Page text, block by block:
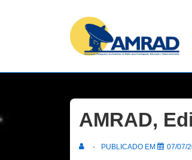
Content
AMRAD,
PUBLICADO EM 07/07/